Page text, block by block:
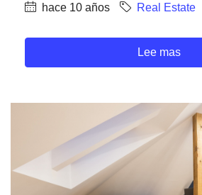
hace 10 años Real Estate
Lee mas